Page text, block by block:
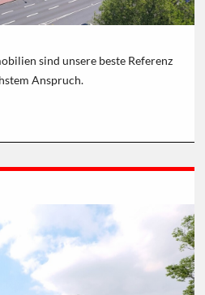
sind unsere beste Referenz
Anspruch.